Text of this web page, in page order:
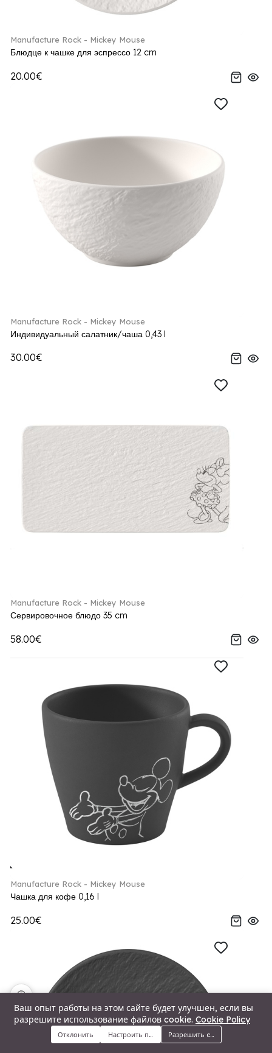
Меню Категории Поиск Корзина
Manufacture Rock - Mickey Mouse
Блюдце к чашке для эспрессо 12 cm
20.00€
Manufacture Rock - Mickey Mouse
Индивидуальный салатник/чаша 0,43 l
30.00€
Manufacture Rock - Mickey Mouse
Сервировочное блюдо 35 cm
58.00€
Manufacture Rock - Mickey Mouse
Чашка для кофе 0,16 l
25.00€
Ваш опыт работы на этом сайте будет улучшен, если вы
разрешите использование файлов cookie. Cookie Policy
Отклонить Настроить предпочтенияРазрешить cookie
🍪